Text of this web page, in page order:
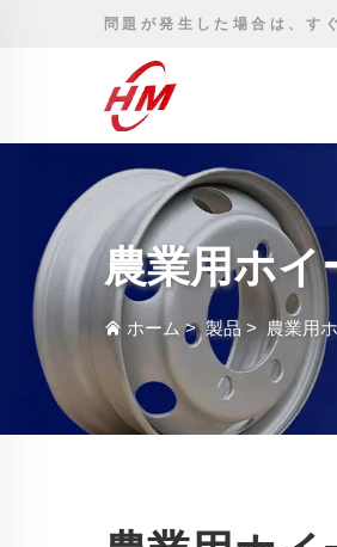
問題が発生した場合は、す
農業用ホイ
ホーム > 製品 > 農業用